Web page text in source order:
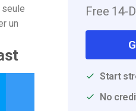
seule
un
Free 14-
Start
No